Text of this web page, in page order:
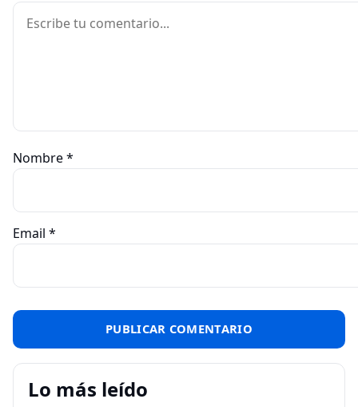
Comentario
Nombre*
Email *
Lo más leído